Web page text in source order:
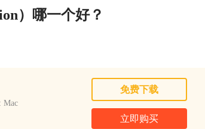
）哪一个好？
Mac
免费下载
立即购买